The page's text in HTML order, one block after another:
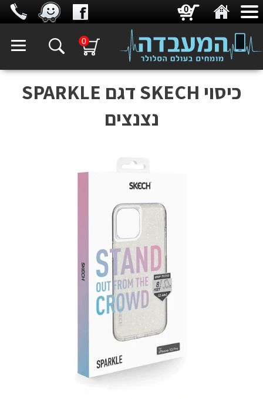
0
כיסוי SKECH דגם SPARKLE
נצנצים
0